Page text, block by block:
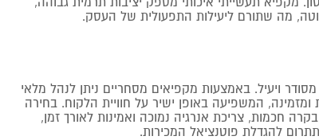
מה שתורם ליעילות התפעולית של העסק.
ויעיל. באמצעות מקפיאים מסחריים ניתן לנהל מלאי
המשפיעה באופן ישיר על חוויית הלקוח. בחירה
חכמות, צריכת אנרגיה נמוכה ואמינות לאורך זמן,
להגדלת פוטנציאל המכירות.